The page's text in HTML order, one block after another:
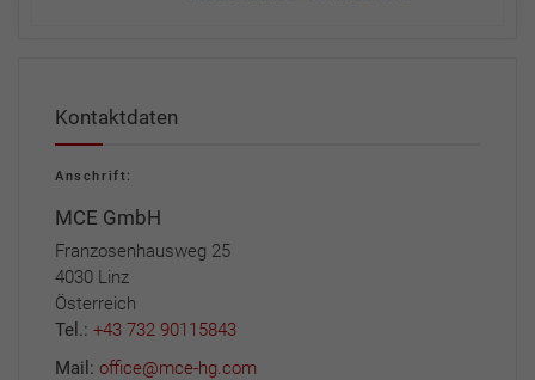
Kontaktdaten
Anschrift:
MCE GmbH
Franzosenhausweg 25
4030 Linz
Österreich
Tel.: +43 732 90115843
Mail: office@mce-hg.com